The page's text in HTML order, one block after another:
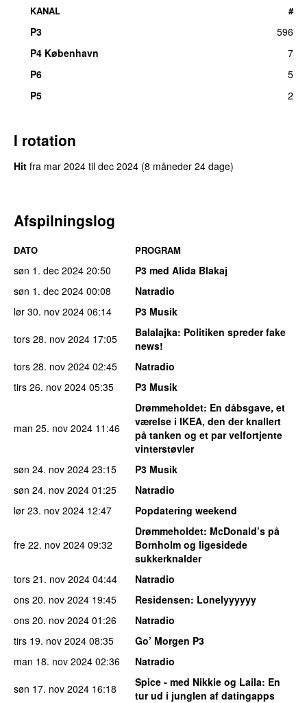
KANAL #
P3
596
P4 København
7
P6
5
P5
2
I rotation
Hit fra mar 2024 til dec 2024 (8 måneder 24 dage)
Afspilningslog
DATO PROGRAM
søn 1. dec 2024 20:50
P3 med Alida Blakaj
søn 1. dec 2024 00:08
Natradio
lør 30. nov 2024 06:14
P3 Musik
tors 28. nov 2024 17:05 Balalajka: Politiken spreder fake
news!
tors 28. nov 2024 02:45
Natradio
tirs 26. nov 2024 05:35 P3 Musik
man 25. nov 2024 11:46
Drømmeholdet: En dåbsgave, et
værelse i IKEA, den der knallert
på tanken og et par velfortjente
vinterstøvler
søn 24. nov 2024 23:15
P3 Musik
søn 24. nov 2024 01:25
Natradio
lør 23. nov 2024 12:47 Popdatering weekend
fre 22. nov 2024 09:32
Drømmeholdet: McDonald’s på
Bornholm og ligesidede
sukkerknalder
tors 21. nov 2024 04:44
Natradio
ons 20. nov 2024 19:45 Residensen: Lonelyyyyyy
ons 20. nov 2024 01:26
Natradio
tirs 19. nov 2024 08:35
Go’ Morgen P3
man 18. nov 2024 02:36
Natradio
søn 17. nov 2024 16:18 Spice - med Nikkie og Laila: En
tur ud i junglen af datingapps